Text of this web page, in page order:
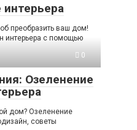
преобразить ваш дом!
интерьера с помощью
0
Озеленение
дом? Озеленение
советы